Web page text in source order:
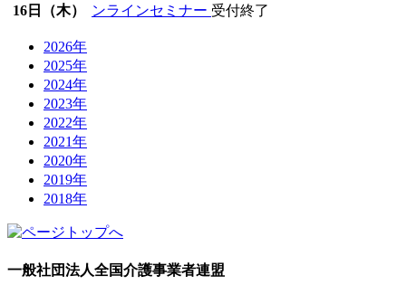
16日（木）
ンラインセミナー 受付終了
2026年
2025年
2024年
2023年
2022年
2021年
2020年
2019年
2018年
一般社団法人全国介護事業者連盟